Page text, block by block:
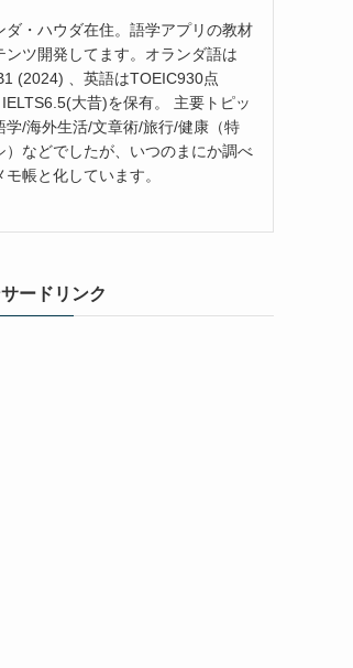
ダ・ハウダ在住。語学アプリの教材
ンツ開発してます。オランダ語は
(2024) 、英語はTOEIC930点
大昔)を保有。 主要トピッ
学/海外生活/文章術/旅行/健康（特
）などでしたが、いつのまにか調べ
モ帳と化しています。
ードリンク